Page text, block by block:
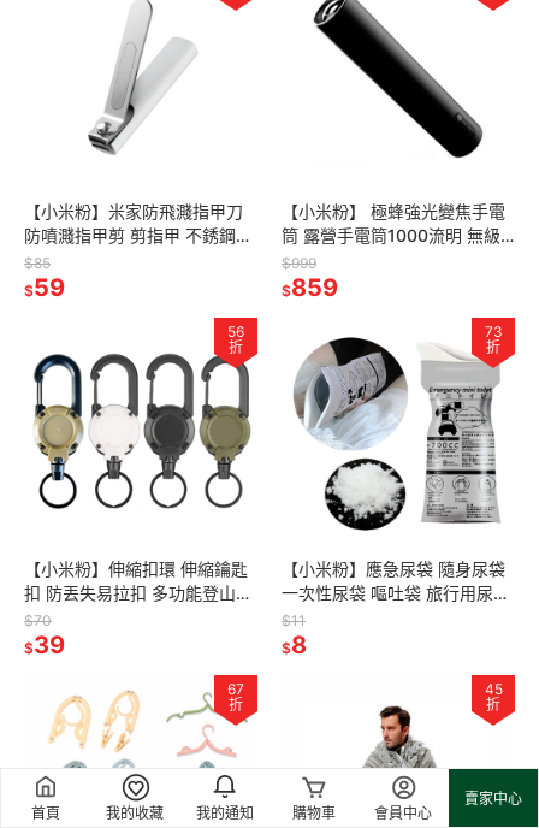
首頁 我的收藏 我的通知 購物車 會員中心
賣家中心
【小米粉】米家防飛濺指甲刀
防噴濺指甲剪 剪指甲 不銹鋼指
甲刀 不銹鋼指甲剪
$85
$59
【小米粉】 極蜂強光變焦手電
筒 露營手電筒1000流明 無級
變焦設計 六檔模式一鍵切換的
手電筒
$999
$859
56
折
【小米粉】伸縮扣環 伸縮鑰匙
扣 防丟失易拉扣 多功能登山扣
鑰匙圈 鑰匙扣 萬用扣 伸縮扣
掛勾 吊扣 露營扣
$70
$39
73
折
【小米粉】應急尿袋 隨身尿袋
一次性尿袋 嘔吐袋 旅行用尿袋
登山尿袋 外出尿袋 隨身煙灰袋
攜帶式尿袋 兒童應急尿袋
$11
$8
67
折
45
折